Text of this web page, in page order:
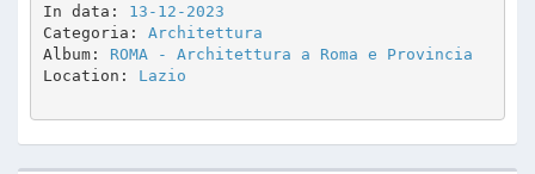
In data: 13-12-2023
Categoria: Architettura
Album: ROMA - Architettura a Roma e Provincia
Location: Lazio